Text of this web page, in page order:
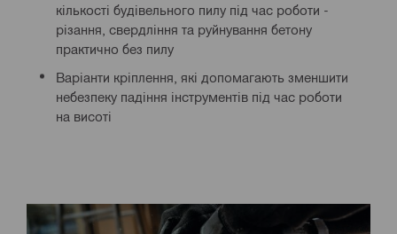
кількості будівельного пилу під час роботи -
різання, свердління та руйнування бетону
практично без пилу
Варіанти кріплення, які допомагають зменшити
небезпеку падіння інструментів під час роботи
на висоті